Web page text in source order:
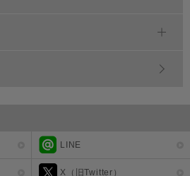
LINE
X（旧Twitter）